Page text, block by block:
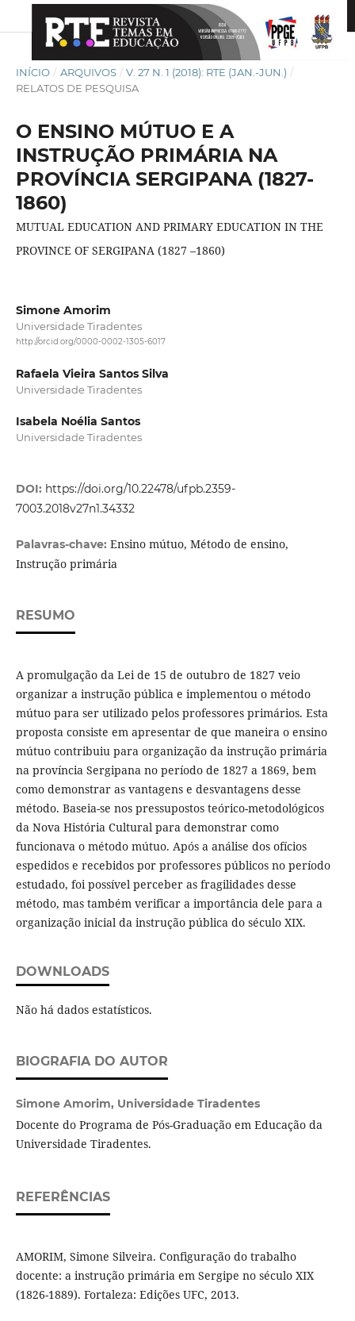
INÍCIO / ARQUIVOS / V. 27 N. 1 (2018): RTE (JAN.-JUN.) /
RELATOS DE PESQUISA
O ENSINO MÚTUO E A
INSTRUÇÃO PRIMÁRIA NA
PROVÍNCIA SERGIPANA (1827-
1860)
MUTUAL EDUCATION AND PRIMARY EDUCATION IN THE
PROVINCE OF SERGIPANA (1827 –1860)
Simone Amorim
Universidade Tiradentes
http://orcid.org/0000-0002-1305-6017
Rafaela Vieira Santos Silva
Universidade Tiradentes
Isabela Noélia Santos
Universidade Tiradentes
DOI: https://doi.org/10.22478/ufpb.2359-
7003.2018v27n1.34332
Palavras-chave: Ensino mútuo, Método de ensino,
Instrução primária
RESUMO
A promulgação da Lei de 15 de outubro de 1827 veio
organizar a instrução pública e implementou o método
mútuo para ser utilizado pelos professores primários. Esta
proposta consiste em apresentar de que maneira o ensino
mútuo contribuiu para organização da instrução primária
na província Sergipana no período de 1827 a 1869, bem
como demonstrar as vantagens e desvantagens desse
método. Baseia-se nos pressupostos teórico-metodológicos
da Nova História Cultural para demonstrar como
funcionava o método mútuo. Após a análise dos ofícios
espedidos e recebidos por professores públicos no período
estudado, foi possível perceber as fragilidades desse
método, mas também verificar a importância dele para a
organização inicial da instrução pública do século XIX.
DOWNLOADS
Não há dados estatísticos.
BIOGRAFIA DO AUTOR
Simone Amorim, Universidade Tiradentes
Docente do Programa de Pós-Graduação em Educação da
Universidade Tiradentes.
REFERÊNCIAS
AMORIM, Simone Silveira. Configuração do trabalho
docente: a instrução primária em Sergipe no século XIX
(1826-1889). Fortaleza: Edições UFC, 2013.